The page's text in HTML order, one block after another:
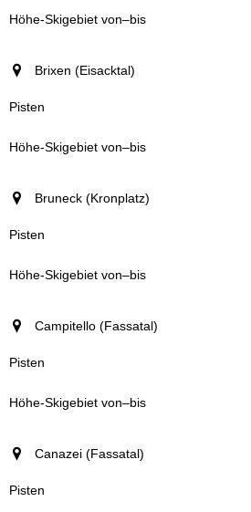
Brixen (Eisacktal)
Bruneck (Kronplatz)
Campitello (Fassatal)
Canazei (Fassatal)